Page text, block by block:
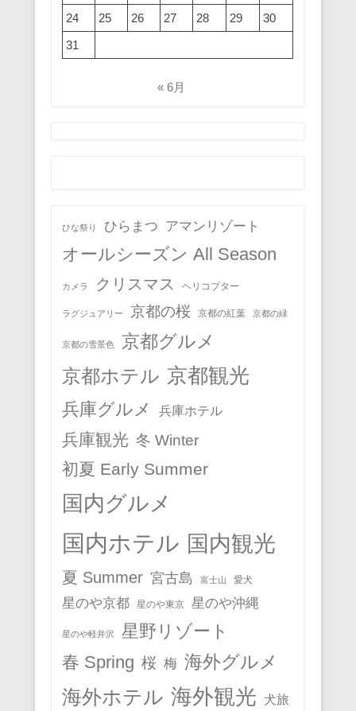
24
25 26 27 28 29
30
31
« 6月
ひな祭り ひらまつ アマンリゾート
オールシーズン All Season
カメラ クリスマス ヘリコプター
ラグジュアリー 京都の桜 京都の紅葉 京都の緑
京都の雪景色 京都グルメ
京都ホテル 京都観光
兵庫グルメ 兵庫ホテル
兵庫観光 冬 Winter
初夏 Early Summer
国内グルメ
国内ホテル 国内観光
夏 Summer 宮古島 富士山 愛犬
星のや京都 星のや東京 星のや沖縄
星のや軽井沢
星野リゾート
春 Spring 桜 梅 海外グルメ
海外ホテル 海外観光 犬旅